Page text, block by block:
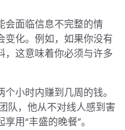
会面临信息不完整的情
变化。例如，如果你没有
，这意味着你必须与许多
小时内赚到几周的钱。
队，他从不对线人感到害
用“丰盛的晚餐”。